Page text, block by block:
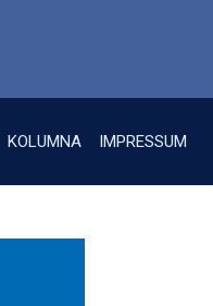
KOLUMNA IMPRESSUM